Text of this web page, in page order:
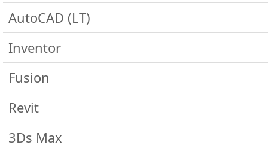
AutoCAD (LT)
Algemeen
AutoCAD Basis
AutoCAD Update
AutoCAD Gevorderd
AutoCAD Expert
Inventor
Algemeen
Inventor Basis
Inventor Update
Inventor Gevorderd
Fusion
Basis
Gevorderd
Revit
Algemeen
3Ds Max